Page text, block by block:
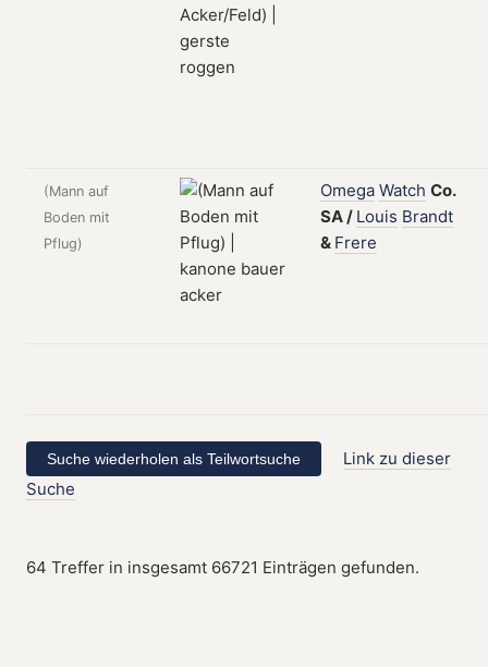
(Mann auf
Boden mit
Pflug)
Omega Watch Co.
SA/ Louis Brandt
& Frere
Link zu dieser
Suche
64 Treffer in insgesamt 66721 Einträgen gefunden.